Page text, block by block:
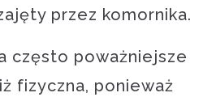
przez komornika.
często poważniejsze
fizyczna, ponieważ